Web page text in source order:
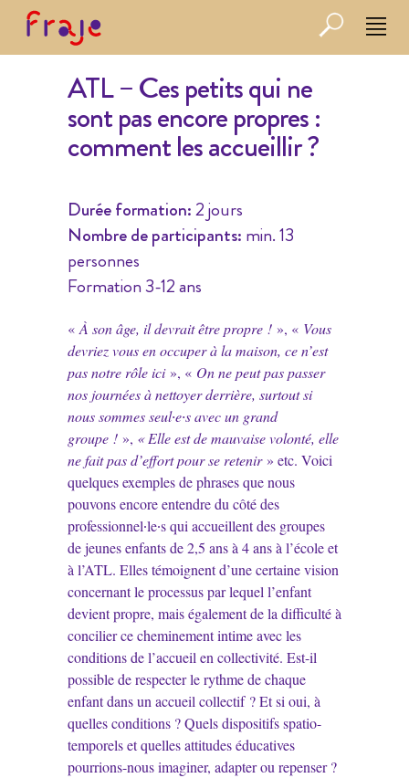
ATL – Ces petits qui ne
sont pas encore propres :
comment les accueillir ?
Durée formation:2 jours
Nombre de participants: min. 13
personnes
Formation 3-12 ans
« À son âge, il devrait être propre ! », « Vous
devriez vous en occuper à la maison, ce n’est
pas notre rôle ici», « On ne peut pas passer
nos journées à nettoyer derrière, surtout si
nous sommes seul∙e∙s avec un grand
groupe ! », « Elle est de mauvaise volonté, elle
ne fait pas d’effort pour se retenir» etc. Voici
quelques exemples de phrases que nous
pouvons encore entendre du côté des
professionnel∙le∙s qui accueillent des groupes
de jeunes enfants de 2,5 ans à 4 ans à l’école et
à l’ATL. Elles témoignent d’une certaine vision
concernant le processus par lequel l’enfant
devient propre, mais également de la difficulté à
concilier ce cheminement intime avec les
conditions de l’accueil en collectivité. Est-il
possible de respecter le rythme de chaque
enfant dans un accueil collectif ? Et si oui, à
quelles conditions ? Quels dispositifs spatio-
temporels et quelles attitudes éducatives
pourrions-nous imaginer, adapter ou repenser ?